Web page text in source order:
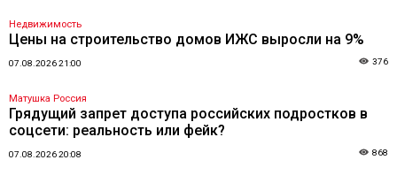
Недвижимость
Цены на строительство домов ИЖС выросли на 9%
07.08.2026 21:00 376
Матушка Россия
Грядущий запрет доступа российских подростков в
соцсети: реальность или фейк?
07.08.2026 20:08 868